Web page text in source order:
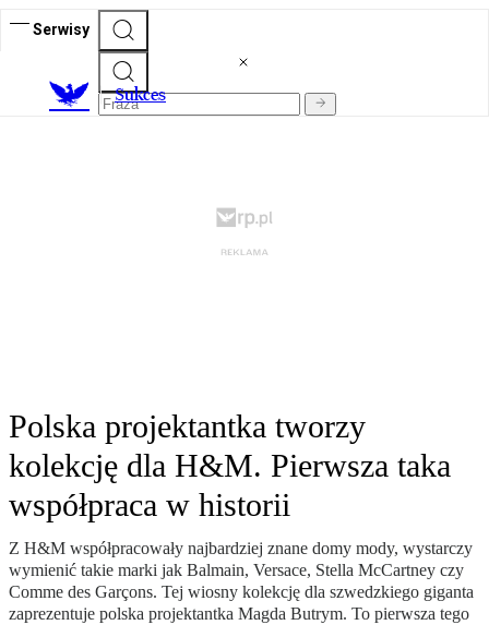
Serwisy
Sukces
Polska projektantka tworzy
kolekcję dla H&M. Pierwsza taka
współpraca w historii
Z H&M współpracowały najbardziej znane domy mody, wystarczy
wymienić takie marki jak Balmain, Versace, Stella McCartney czy
Comme des Garçons. Tej wiosny kolekcję dla szwedzkiego giganta
zaprezentuje polska projektantka Magda Butrym. To pierwsza tego